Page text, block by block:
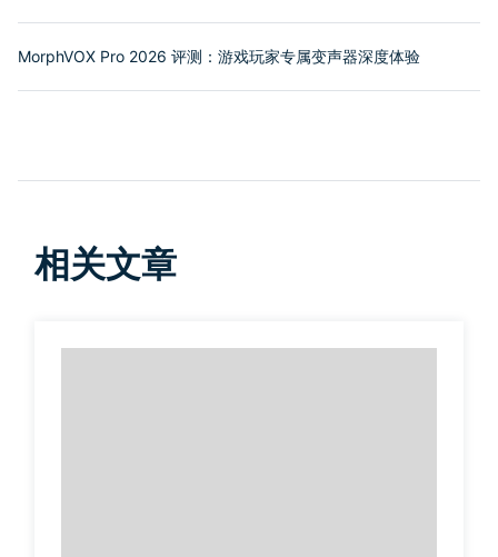
MorphVOX Pro 2026 评测：游戏玩家专属变声器深度体验
相关文章